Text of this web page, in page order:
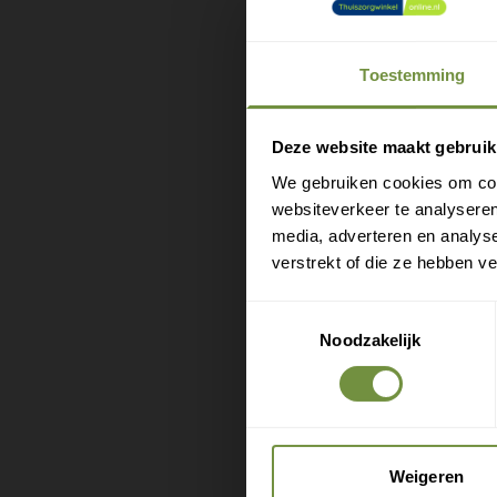
Toestemming
Deze website maakt
We gebruiken cookies om
websiteverkeer te
media, adverteren en
verstrekt of die ze hebben
Noodzakelijk
Weigeren
Klap
Ideaal
Licht
Zo heb
echte